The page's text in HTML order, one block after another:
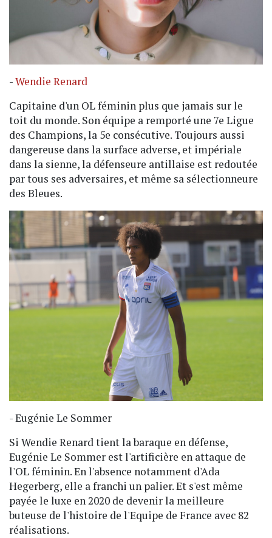
-Wendie Renard
Capitaine d'un OL féminin plus que jamais sur le
toit du monde. Son équipe a remporté une 7e Ligue
des Champions, la 5e consécutive. Toujours aussi
dangereuse dans la surface adverse, et impériale
dans la sienne, la défenseure antillaise est redoutée
par tous ses adversaires, et même sa sélectionneure
des Bleues.
- Eugénie Le Sommer
Si Wendie Renard tient la baraque en défense,
Eugénie Le Sommer est l'artificière en attaque de
l'OL féminin. En l'absence notamment d'Ada
Hegerberg, elle a franchi un palier. Et s'est même
payée le luxe en 2020 de devenir la meilleure
buteuse de l'histoire de l'Equipe de France avec 82
réalisations.